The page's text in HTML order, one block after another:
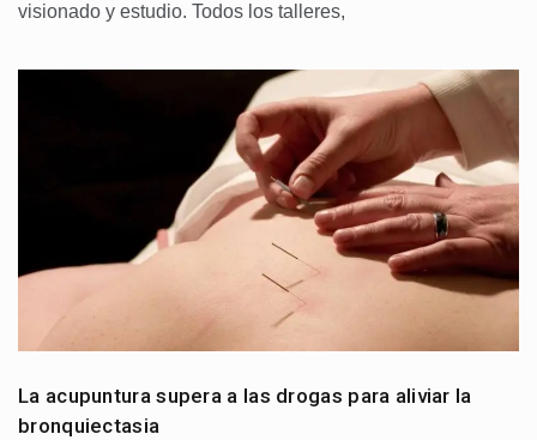
visionado y estudio. Todos los talleres,
La acupuntura supera a las drogas para aliviar la
bronquiectasia